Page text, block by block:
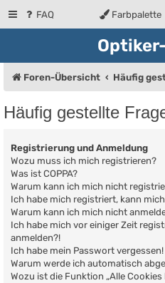
FAQ Farbpalette
Foren-Übersicht Häufig
Häufig gestellte
Registrierung und Anmeldung
Wozu muss ich mich registrieren?
Was ist COPPA?
Warum kann ich mich nicht
Ich habe mich registriert, kann
Warum kann ich mich nicht
Ich habe mich vor einiger Zeit
anmelden?!
Ich habe mein Passwort vergessen!
Warum werde ich automatisch
Wozu ist die Funktion „Alle Cookies